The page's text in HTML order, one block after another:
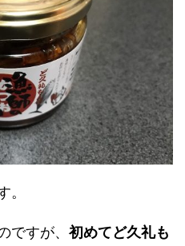
。
ですが、 初めてど久礼も